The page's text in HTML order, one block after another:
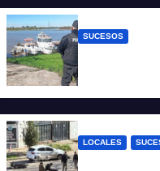
SUCESOS
Fernando
LOCALES